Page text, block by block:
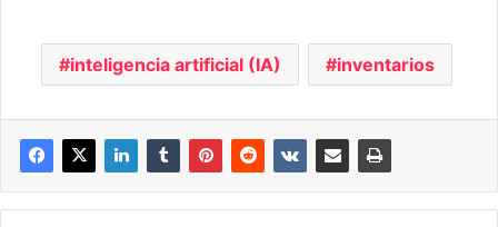
inteligencia artificial (IA) inventarios